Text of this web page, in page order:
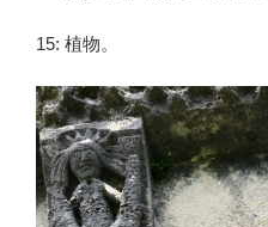
15: 植物。